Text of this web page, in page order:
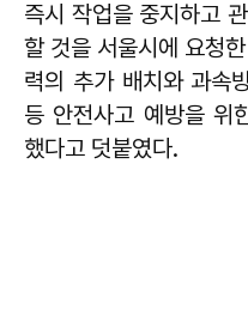
즉시 작업을 중지하고
할 것을 서울시에 요청
력의 추가 배치와 과속
등 안전사고 예방을 위
했다고 덧붙였다.